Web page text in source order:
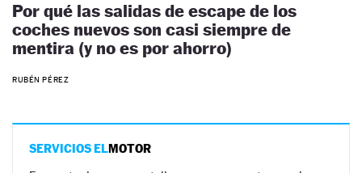
Por qué las salidas de escape de los
coches nuevos son casi siempre de
mentira (y no es por ahorro)
RUBÉN PÉREZ
SERVICIOS ELMOTOR